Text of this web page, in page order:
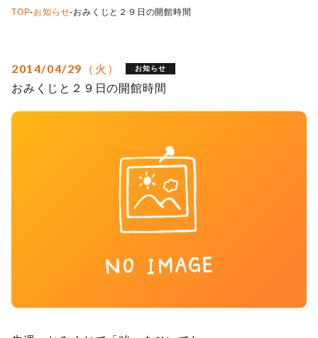
TOP-お知らせ-おみくじと２９日の開館時間
2014/04/29（火） お知らせ
おみくじと２９日の開館時間